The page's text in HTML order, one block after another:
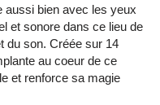
aussi bien avec les yeux
et sonore dans ce lieu de
du son. Créée sur 14
au coeur de ce
et renforce sa magie